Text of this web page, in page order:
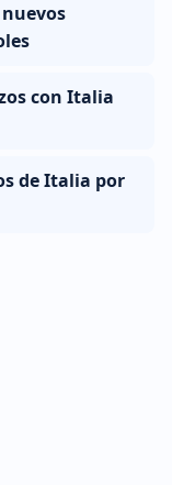
con Italia
de Italia por